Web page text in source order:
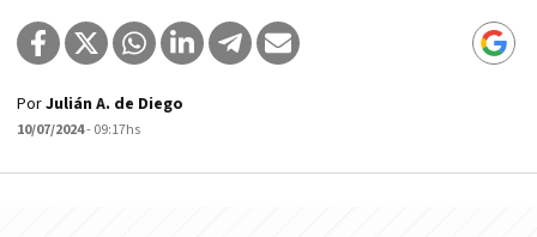
PorJulián A. de Diego
10/07/2024- 09:17hs